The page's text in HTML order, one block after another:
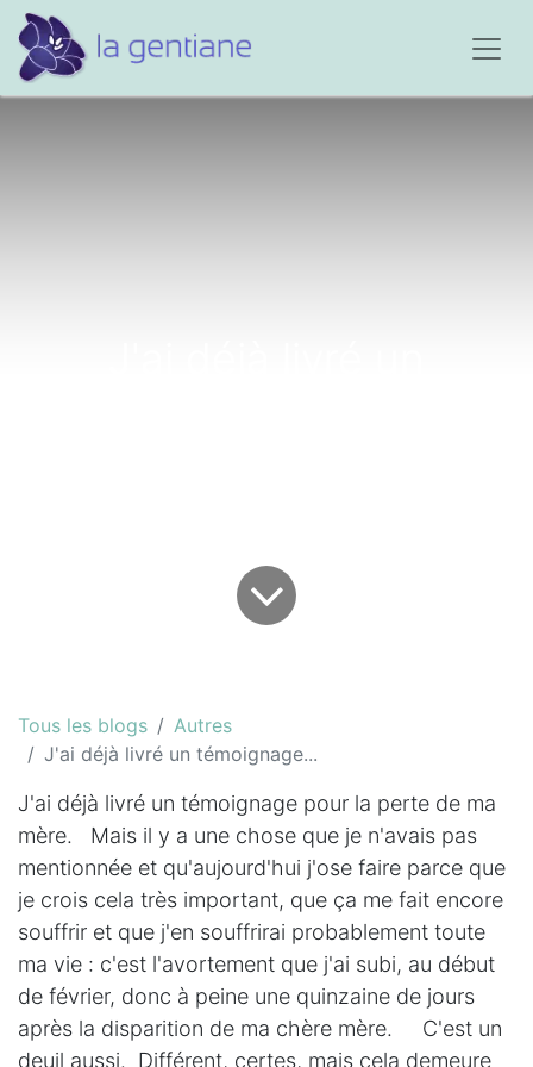
Tous les blogs
Autres
J'ai déjà livré un témoignage...
J'ai déjà livré un témoignage pour la perte de ma
mère. Mais il y a une chose que je n'avais pas
mentionnée et qu'aujourd'hui j'ose faire parce que
je crois cela très important, que ça me fait encore
souffrir et que j'en souffrirai probablement toute
ma vie : c'est l'avortement que j'ai subi, au début
de février, donc à peine une quinzaine de jours
après la disparition de ma chère mère. C'est un
deuil aussi. Différent, certes, mais cela demeure